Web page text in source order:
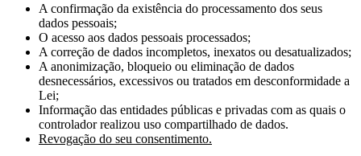
A confirmação da existência do processamento dos seus
dados pessoais;
O acesso aos dados pessoais processados;
A correção de dados incompletos, inexatos ou desatualizados;
A anonimização, bloqueio ou eliminação de dados
desnecessários, excessivos ou tratados em desconformidade a
Lei;
Informação das entidades públicas e privadas com as quais o
controlador realizou uso compartilhado de dados.
Revogação do seu consentimento.